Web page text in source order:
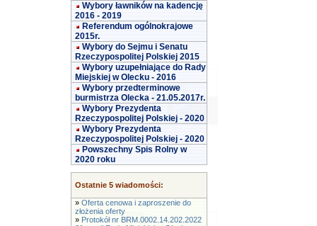
Wybory ławników na kadencję
2016 - 2019
Referendum ogólnokrajowe
2015r.
Wybory do Sejmu i Senatu
Rzeczypospolitej Polskiej 2015
Wybory uzupełniające do Rady
Miejskiej w Olecku - 2016
Wybory przedterminowe
burmistrza Olecka - 21.05.2017r.
Wybory Prezydenta
Rzeczypospolitej Polskiej - 2020
Wybory Prezydenta
Rzeczypospolitej Polskiej - 2020
Powszechny Spis Rolny w
2020 roku
Ostatnie 5 wiadomości:
» Oferta cenowa i zaproszenie do
złożenia oferty
» Protokół nr BRM.0002.14.202.2022